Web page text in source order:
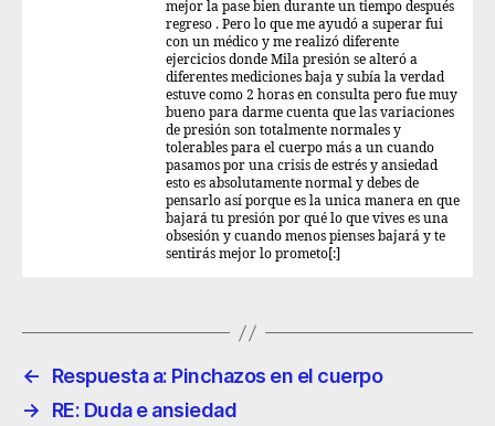
mejor la pase bien durante un tiempo después
regreso . Pero lo que me ayudó a superar fui
con un médico y me realizó diferente
ejercicios donde Mila presión se alteró a
diferentes mediciones baja y subía la verdad
estuve como 2 horas en consulta pero fue muy
bueno para darme cuenta que las variaciones
de presión son totalmente normales y
tolerables para el cuerpo más a un cuando
pasamos por una crisis de estrés y ansiedad
esto es absolutamente normal y debes de
pensarlo así porque es la unica manera en que
bajará tu presión por qué lo que vives es una
obsesión y cuando menos pienses bajará y te
sentirás mejor lo prometo[:]
←
Respuesta a: Pinchazos en el cuerpo
→
RE: Duda e ansiedad